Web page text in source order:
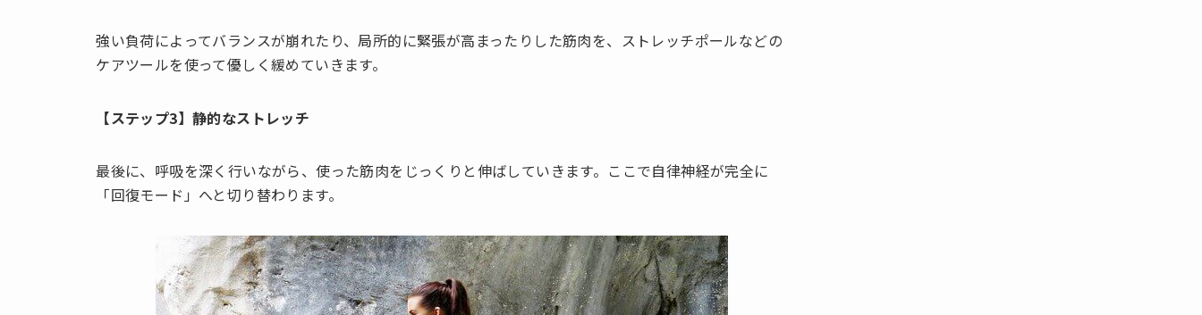
強い負荷によってバランスが崩れたり、局所的に緊張が高まったりした筋肉を、ストレッチポールなどの
ケアツールを使って優しく緩めていきます。
【ステップ3】静的なストレッチ
最後に、呼吸を深く行いながら、使った筋肉をじっくりと伸ばしていきます。ここで自律神経が完全に
「回復モード」へと切り替わります。